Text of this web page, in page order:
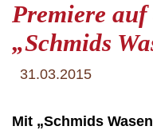
Premiere auf
„Schmids
31.03.2015
Mit „Schmids